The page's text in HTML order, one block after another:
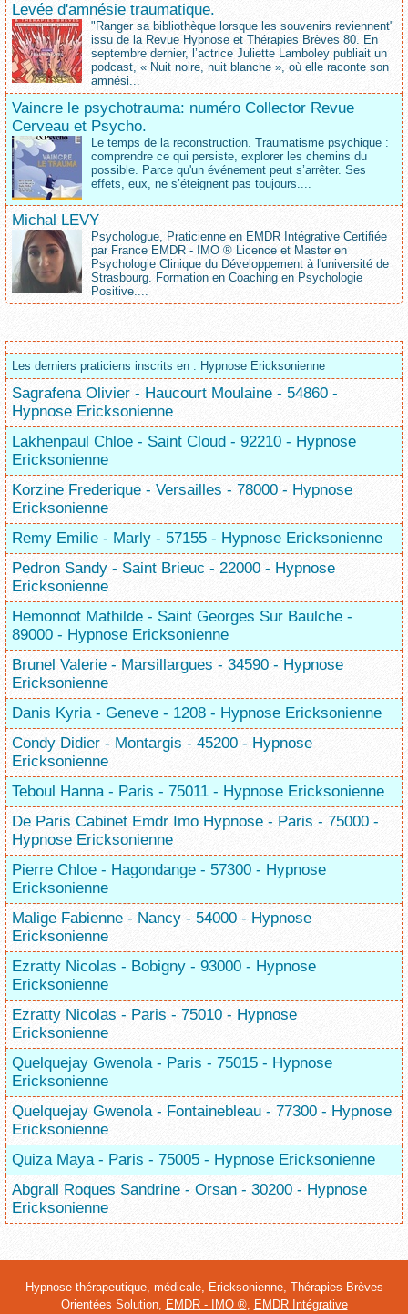
Levée d'amnésie traumatique.
"Ranger sa bibliothèque lorsque les souvenirs reviennent"
issu de la Revue Hypnose et Thérapies Brèves 80. En
septembre dernier, l’actrice Juliette Lamboley publiait un
podcast, « Nuit noire, nuit blanche », où elle raconte son
amnési...
Vaincre le psychotrauma: numéro Collector Revue
Cerveau et Psycho.
Le temps de la reconstruction. Traumatisme psychique :
comprendre ce qui persiste, explorer les chemins du
possible. Parce qu'un événement peut s’arrêter. Ses
effets, eux, ne s’éteignent pas toujours....
Michal LEVY
Psychologue, Praticienne en EMDR Intégrative Certifiée
par France EMDR - IMO ® Licence et Master en
Psychologie Clinique du Développement à l'université de
Strasbourg. Formation en Coaching en Psychologie
Positive....
Les derniers praticiens inscrits en : Hypnose Ericksonienne
Sagrafena Olivier - Haucourt Moulaine - 54860 -
Hypnose Ericksonienne
Lakhenpaul Chloe - Saint Cloud - 92210 - Hypnose
Ericksonienne
Korzine Frederique - Versailles - 78000 - Hypnose
Ericksonienne
Remy Emilie - Marly - 57155 - Hypnose Ericksonienne
Pedron Sandy - Saint Brieuc - 22000 - Hypnose
Ericksonienne
Hemonnot Mathilde - Saint Georges Sur Baulche -
89000 - Hypnose Ericksonienne
Brunel Valerie - Marsillargues - 34590 - Hypnose
Ericksonienne
Danis Kyria - Geneve - 1208 - Hypnose Ericksonienne
Condy Didier - Montargis - 45200 - Hypnose
Ericksonienne
Teboul Hanna - Paris - 75011 - Hypnose Ericksonienne
De Paris Cabinet Emdr Imo Hypnose - Paris - 75000 -
Hypnose Ericksonienne
Pierre Chloe - Hagondange - 57300 - Hypnose
Ericksonienne
Malige Fabienne - Nancy - 54000 - Hypnose
Ericksonienne
Ezratty Nicolas - Bobigny - 93000 - Hypnose
Ericksonienne
Ezratty Nicolas - Paris - 75010 - Hypnose
Ericksonienne
Quelquejay Gwenola - Paris - 75015 - Hypnose
Ericksonienne
Quelquejay Gwenola - Fontainebleau - 77300 - Hypnose
Ericksonienne
Quiza Maya - Paris - 75005 - Hypnose Ericksonienne
Abgrall Roques Sandrine - Orsan - 30200 - Hypnose
Ericksonienne
Hypnose thérapeutique, médicale, Ericksonienne, Thérapies Brèves
Orientées Solution, EMDR - IMO ®, EMDR Intégrative